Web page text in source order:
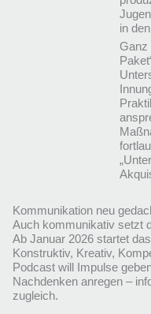
in
Ganz
Kommunikation neu
Auch kommunikativ setzt
Ab Januar 2026 startet
Konstruktiv, Kreativ,
Podcast will Impulse
Nachdenken anregen –
zugleich.